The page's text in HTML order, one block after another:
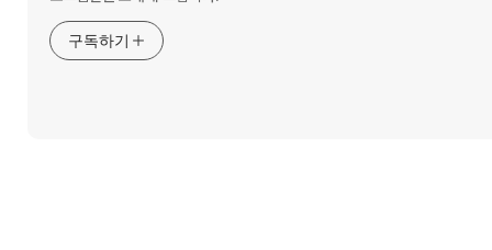
구독하기